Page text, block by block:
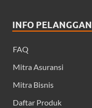
INFO PELANGGAN
FAQ
Mitra Asuransi
Mitra Bisnis
Daftar Produk